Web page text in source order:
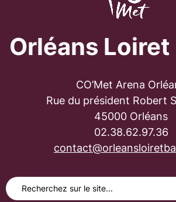
Orléans Loiret
CO’Met Arena
Rue du président Robert
45000 Orléans
02.38.62.97.36